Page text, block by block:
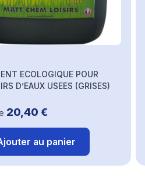
ECOLOGIQUE POUR
D’EAUX USEES (GRISES)
20,40 €
au panier